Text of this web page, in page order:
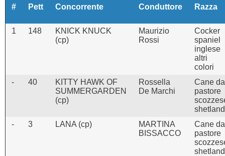
# Pett Concorrente Conduttore Razza
1 148
KNICK KNUCK
(cp)
Maurizio
Rossi
Cocker
spaniel
inglese
altri
colori
-
40
KITTY HAWK OF
SUMMERGARDEN
(cp)
Rossella
De Marchi
Cane da
pastore
shetland
-
3 LANA (cp)
MARTINA
BISSACCO
Cane da
pastore
shetland